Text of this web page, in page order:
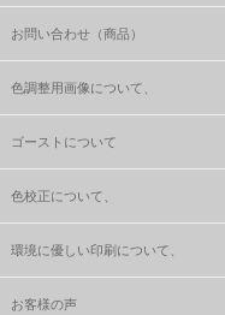
お問い合わせ（商品）
色調整用画像について、
ゴーストについて
色校正について、
環境に優しい印刷について、
お客様の声